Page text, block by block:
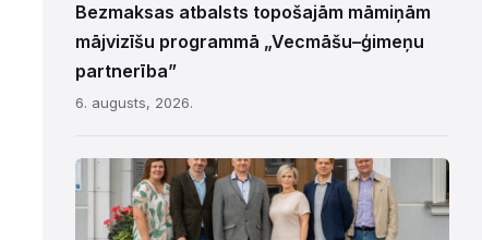
Bezmaksas atbalsts topošajām māmiņām
mājvizīšu programmā „Vecmāšu–ģimeņu
partnerība”
6. augusts, 2026.